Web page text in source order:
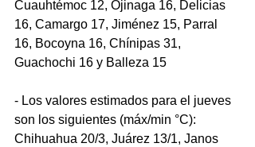
Cuauhtémoc 12, Ojinaga 16, Delicias
16, Camargo 17, Jiménez 15, Parral
16, Bocoyna 16, Chínipas 31,
Guachochi 16 y Balleza 15
- Los valores estimados para el jueves
son los siguientes (máx/min °C):
Chihuahua 20/3, Juárez 13/1, Janos